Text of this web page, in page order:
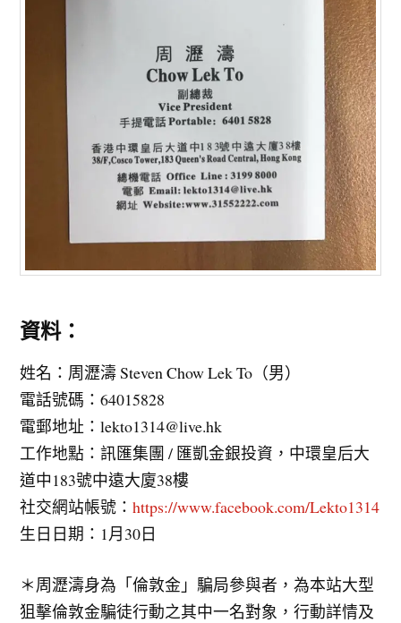
資料：
姓名：周瀝濤 Steven Chow Lek To（男）
電話號碼：64015828
電郵地址：lekto1314@live.hk
工作地點：訊匯集團 / 匯凱金銀投資，中環皇后大
道中183號中遠大廈38樓
社交網站帳號：https://www.facebook.com/Lekto1314
生日日期：1月30日
＊周瀝濤身為「倫敦金」騙局參與者，為本站大型
狙擊倫敦金騙徒行動之其中一名對象，行動詳情及